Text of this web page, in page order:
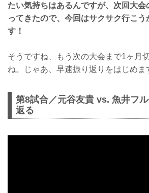
たい気持ちはあるんですが、次回大会
ってきたので、今回はサクサク行こ
す！
そうですね、もう次の大会まで1ヶ月
ね。じゃあ、早速振り返りをはじめま
第8試合／元谷友貴 vs. 魚井フ
返る